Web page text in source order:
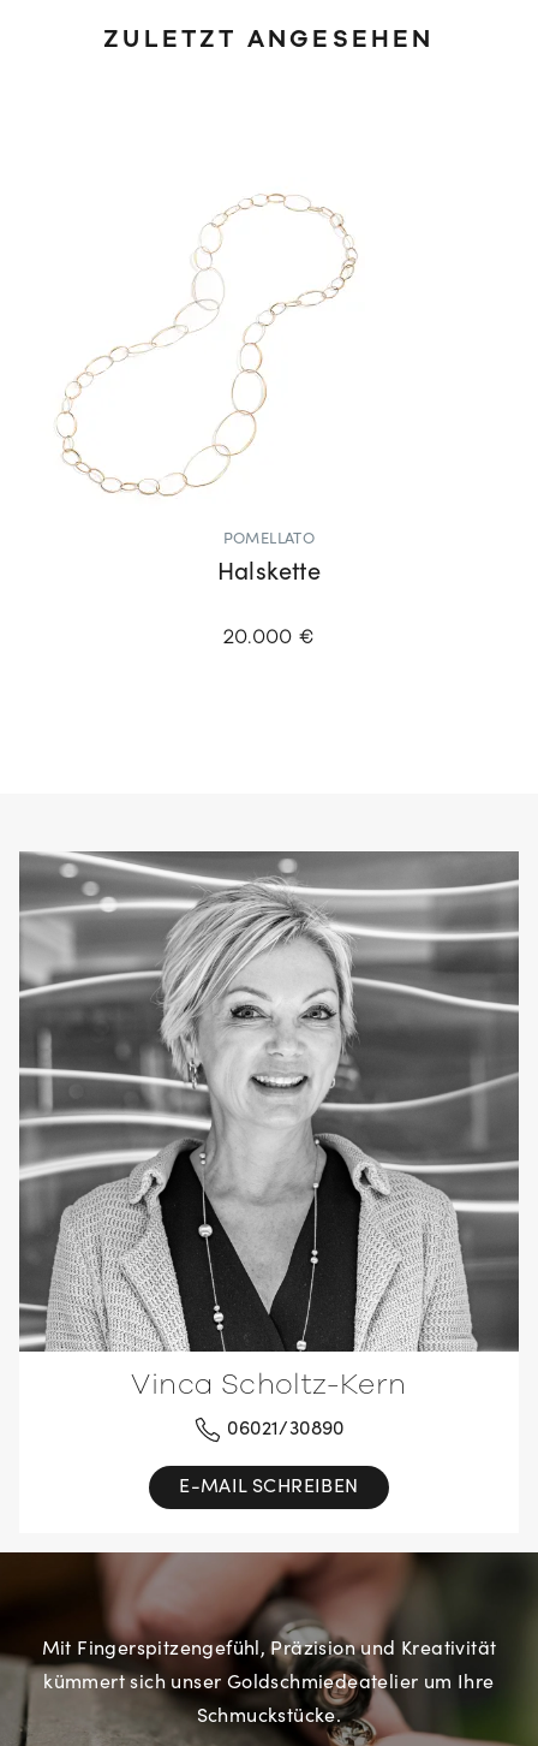
ZULETZT ANGESEHEN
POMELLATO
Halskette
20.000 €
Vinca Scholtz-Kern
06021/30890
E-MAIL SCHREIBEN
Mit Fingerspitzengefühl, Präzision und Kreativität
kümmert sich unser Goldschmiedeatelier um Ihre
Schmuckstücke.